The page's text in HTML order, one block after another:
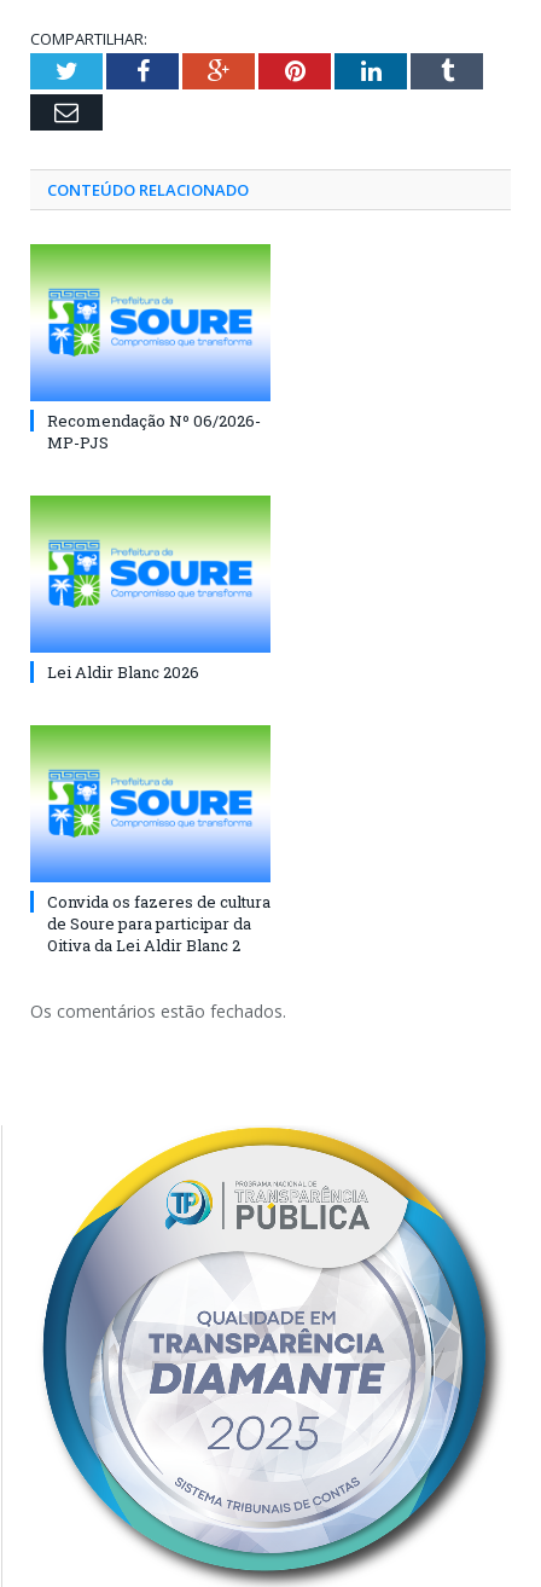
COMPARTILHAR:
TwitterFacebookGoogle+PinterestLinkedInTumblr
Email
CONTEÚDO RELACIONADO
Recomendação Nº 06/2026-
MP-PJS
Lei Aldir Blanc 2026
Convida os fazeres de cultura
de Soure para participar da
Oitiva da Lei Aldir Blanc 2
Os comentários estão fechados.